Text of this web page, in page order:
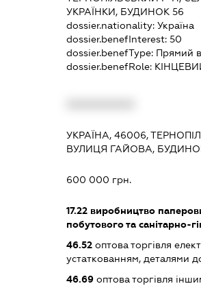
УКРАЇНКИ, БУДИНОК 56
dossier.nationality:Україна
dossier.benefInterest:50
dossier.benefType: Прямий
dossier.benefRole:
УКРАЇНА, 46006,
ВУЛИЦЯ ГАЙОВА,
600 000 грн.
17.22 виробництво
побутового та санітарно-
46.52 оптова торгівля
устаткованням, деталями
46.69 оптова торгівля